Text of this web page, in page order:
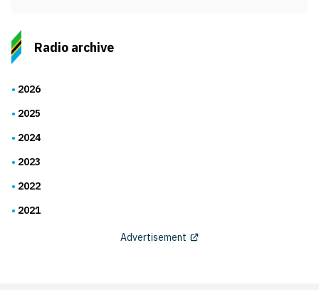
Radio archive
2026
2025
2024
2023
2022
2021
Advertisement